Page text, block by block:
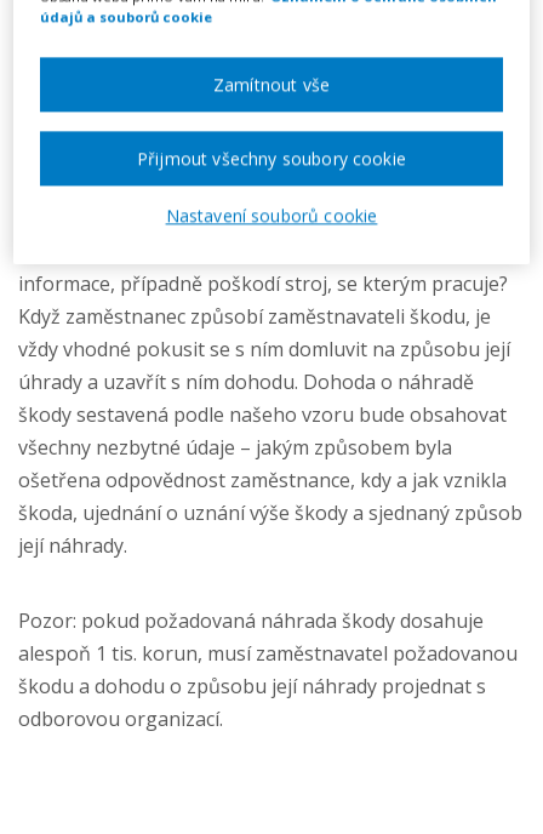
Dnes už je celkem běžné, že zaměstnanec má
k dispozici služební telefon, počítač či automobil. Co
když mu ale telefon nebo počítač někdo ukradne? Auto
nabourá při dopravní nehodě a je na odpis? Nebo
škoda vznikne tím, že zaměstnanec poskytne
informace, případně poškodí stroj, se kterým pracuje?
Když zaměstnanec způsobí zaměstnavateli škodu, je
vždy vhodné pokusit se s ním domluvit na způsobu její
úhrady a uzavřít s ním dohodu. Dohoda o náhradě
škody sestavená podle našeho vzoru bude obsahovat
všechny nezbytné údaje – jakým způsobem byla
ošetřena odpovědnost zaměstnance, kdy a jak vznikla
škoda, ujednání o uznání výše škody a sjednaný způsob
její náhrady.
Pozor: pokud požadovaná náhrada škody dosahuje
alespoň 1 tis. korun, musí zaměstnavatel požadovanou
škodu a dohodu o způsobu její náhrady projednat s
odborovou organizací.
údajů a souborů cookie
Nastavení souborů cookie
Zamítnout vše
Přijmout všechny soubory cookie